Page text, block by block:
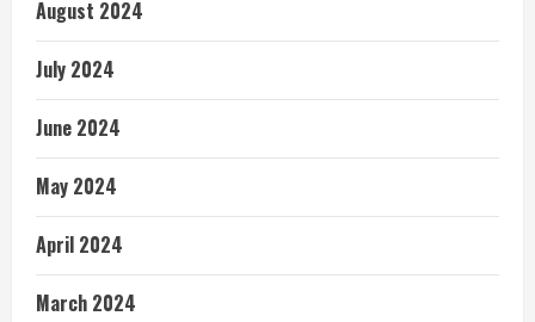
August 2024
July 2024
June 2024
May 2024
April 2024
March 2024